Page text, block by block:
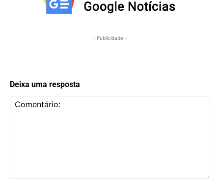
- Publicidade -
Deixa uma resposta